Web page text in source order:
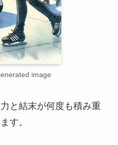
image
と結末が何度も積み重
す。